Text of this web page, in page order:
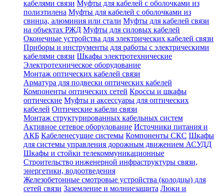
кабелями связи Муфты для кабелей с оболочками из
полиэтилена Муфты для кабелей с оболочками из
свинца, алюминия или стали Муфты для кабелей связи
на объектах РЖД Муфты для силовых кабелей
Оконечные устройства для электрических кабелей связи
Приборы и инструменты для работы с электрическими
кабелями связи Шкафы электротехнические
Электротехническое оборудование
Монтаж оптических кабелей связи
Арматура для подвески оптических кабелей
Компоненты оптических сетей Кроссы и шкафы
оптические Муфты и аксессуары для оптических
кабелей Оптические кабели связи
Монтаж структурированных кабельных систем
Активное сетевое оборудование Источники питания и
АКБ Кабеленесущие системы Компоненты СКС Шкафы
для системы управления дорожным движением АСУДД
Шкафы и стойки телекоммуникационные
Строительство инженерной инфраструктуры связи,
энергетики, водоотведения
Железобетонные смотровые устройства (колодцы) для
сетей связи Заземление и молниезащита Люки и